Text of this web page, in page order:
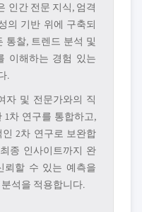
인간 전문 지식, 엄격
의 기반 위에 구축되
통찰, 트렌드 분석 및
이해하는 경험 있는
.
자 및 전문가와의 직
차 연구를 통합하고,
2차 연구로 보완합
종 인사이트까지 완
뢰할 수 있는 예측을
석을 적용합니다.